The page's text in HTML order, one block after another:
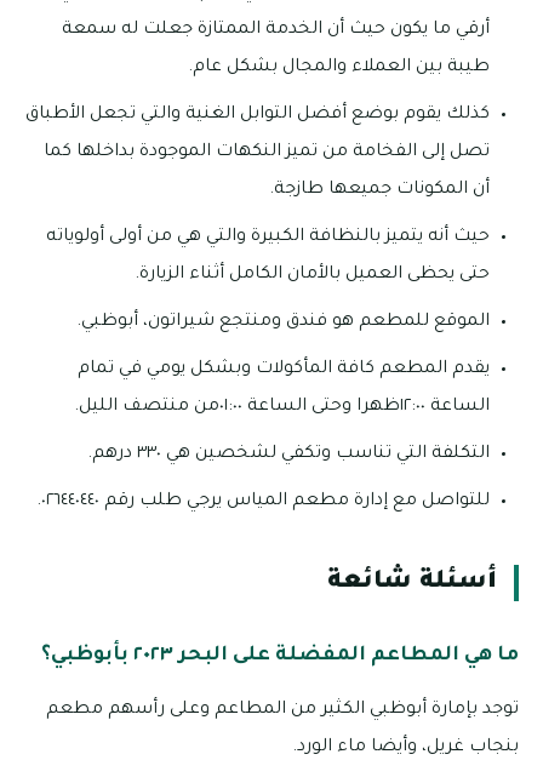
أرقي ما يكون حيث أن الخدمة الممتازة جعلت له سمعة
طيبة بين العملاء والمجال بشكل عام.
كذلك يقوم بوضع أفضل التوابل الغنية والتي تجعل الأطباق
تصل إلى الفخامة من تميز النكهات الموجودة بداخلها كما
أن المكونات جميعها طازجة.
حيث أنه يتميز بالنظافة الكبيرة والتي هي من أولى أولوياته
حتى يحظى العميل بالأمان الكامل أثناء الزيارة.
الموقع للمطعم هو فندق ومنتجع شيراتون، أبوظبي.
يقدم المطعم كافة المأكولات وبشكل يومي في تمام
الساعة ١٢:٠٠ظهرا وحتى الساعة ٠١:٠٠من منتصف الليل.
التكلفة التي تناسب وتكفي لشخصين هي ٣٣٠ درهم.
للتواصل مع إدارة مطعم المياس يرجي طلب رقم ٠٢٦٤٤٠٤٤٠.
أسئلة شائعة
ما هي المطاعم المفضلة على البحر ٢٠٢٣ بأبوظبي؟
توجد بإمارة أبوظبي الكثير من المطاعم وعلى رأسهم مطعم
بنجاب غريل، وأيضا ماء الورد.